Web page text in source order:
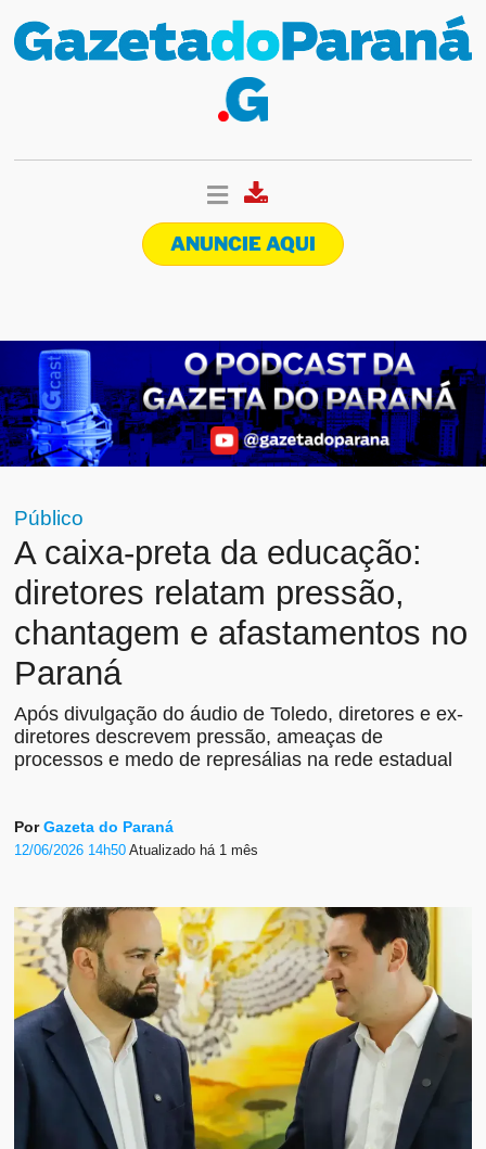
ANUNCIE AQUI
Público
A caixa-preta da educação:
diretores relatam pressão,
chantagem e afastamentos no
Paraná
Após divulgação do áudio de Toledo, diretores e ex-
diretores descrevem pressão, ameaças de
processos e medo de represálias na rede estadual
PorGazeta do Paraná
12/06/2026 14h50Atualizado há 1 mês